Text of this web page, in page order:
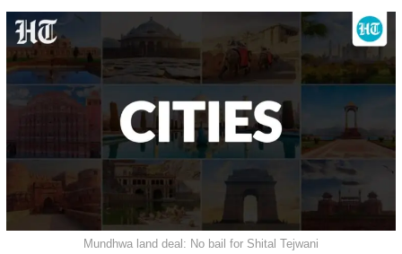
Mundhwa land deal: No bail for Shital Tejwani